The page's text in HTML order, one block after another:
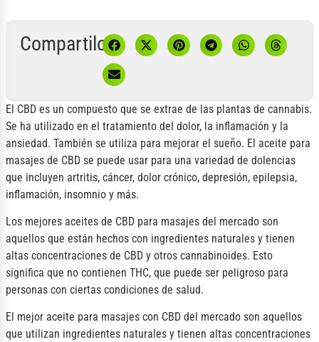
Compartilo:
El CBD es un compuesto que se extrae de las plantas de cannabis.
Se ha utilizado en el tratamiento del dolor, la inflamación y la
ansiedad. También se utiliza para mejorar el sueño. El aceite para
masajes de CBD se puede usar para una variedad de dolencias
que incluyen artritis, cáncer, dolor crónico, depresión, epilepsia,
inflamación, insomnio y más.
Los mejores aceites de CBD para masajes del mercado son
aquellos que están hechos con ingredientes naturales y tienen
altas concentraciones de CBD y otros cannabinoides. Esto
significa que no contienen THC, que puede ser peligroso para
personas con ciertas condiciones de salud.
El mejor aceite para masajes con CBD del mercado son aquellos
que utilizan ingredientes naturales y tienen altas concentraciones